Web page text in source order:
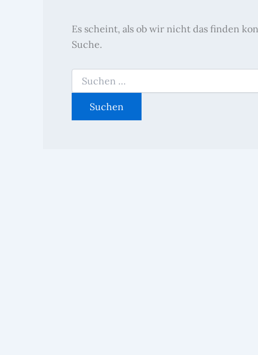
Es scheint, als ob wir nicht das finden
Suche.
nach: